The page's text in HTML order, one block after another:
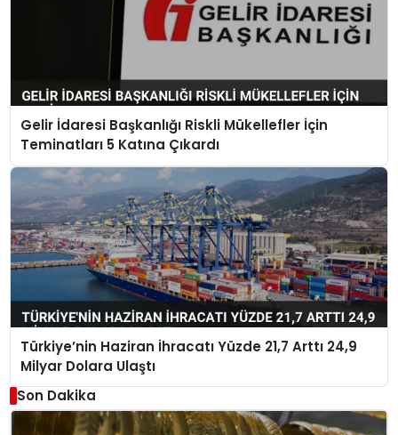
Gelir İdaresi Başkanlığı Riskli Mükellefler İçin
Teminatları 5 Katına Çıkardı
Türkiye’nin Haziran İhracatı Yüzde 21,7 Arttı 24,9
Milyar Dolara Ulaştı
Son Dakika